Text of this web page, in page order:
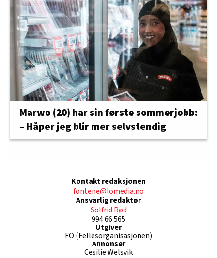
Marwo (20) har sin første sommerjobb:
– Håper jeg blir mer selvstendig
Kontakt redaksjonen
fontene@lomedia.no
Ansvarlig redaktør
Solfrid Rød
994 66 565
Utgiver
FO (Fellesorganisasjonen)
Annonser
Cesilie Welsvik